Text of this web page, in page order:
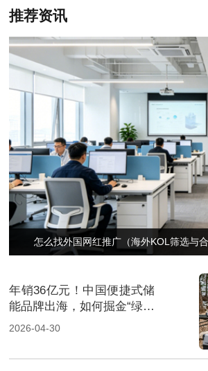
推荐资讯
怎么找外国网红推广（海外KOL筛选与合
年销36亿元！中国便捷式储
能品牌出海，如何掘金“绿色
经济”新风口
2026-04-30